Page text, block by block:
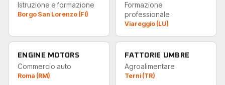
Istruzione e formazione
Borgo San Lorenzo (FI)
Formazione
professionale
Viareggio (LU)
ENGINE MOTORS
Commercio auto
Roma (RM)
FATTORIE UMBRE
Agroalimentare
Terni (TR)